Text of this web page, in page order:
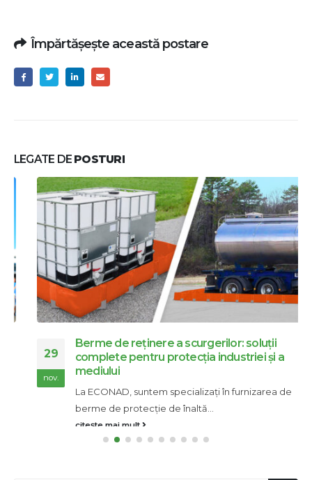
Împărtășește această postare
LEGATE DE POSTURI
Berme de reținere a scurgerilor: soluții
complete pentru protecția industriei și a
mediului
La ECONAD, suntem specializați în furnizarea de
berme de protecție de înaltă...
citește mai mult